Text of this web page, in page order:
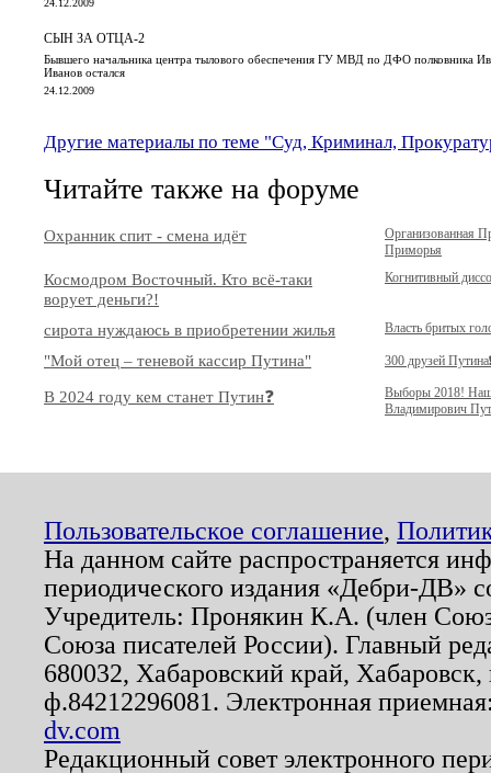
СЫН ЗА ОТЦА-2
Бывшего начальника центра тылового обеспечения ГУ МВД по ДФО полковника
Иванов остался
24.12.2009
Другие материалы по теме "Суд, Криминал,
Читайте также на форуме
Охранник спит - смена идёт
Организованная
Приморья
Космодром Восточный. Кто всё-таки
ворует деньги?!
Когнитивный
сирота нуждаюсь в приобретении жилья Власть бритых
"Мой отец – теневой кассир Путина" 300 друзей
В 2024 году кем станет Путин❓
Выборы 2018!
Владимирович
Пользовательское соглашение,
На данном сайте распространяется
периодического издания «Дебри-ДВ»
Учредитель: Пронякин К.А. (член
Союза писателей России). Главный
680032, Хабаровский край,
ф.84212296081. Электронная
dv.com
Редакционный совет электронного